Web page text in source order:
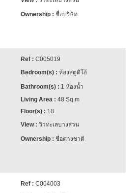
ชื่อบริษัท
C005019
ห้องสตูดิโอ้
1 ห้องน้ำ
48 Sq.m
18
วิวทะเลบางส่วน
ชื่อต่างชาติ
C004003